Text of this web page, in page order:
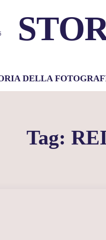
DELLA
Tag: